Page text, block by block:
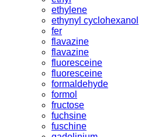
ethylene
ethynyl cyclohexanol
fer
flavazine
flavazine
fluoresceine
fluoresceine
formaldehyde
formol
fructose
fuchsine
fuschine